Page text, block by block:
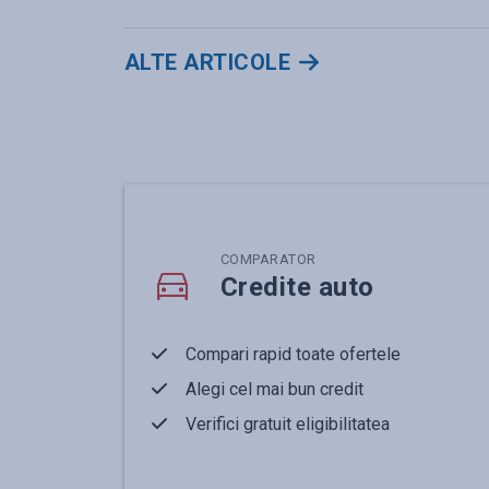
ALTE ARTICOLE
COMPARATOR
Credite auto
Compari rapid toate ofertele
Alegi cel mai bun credit
Verifici gratuit eligibilitatea